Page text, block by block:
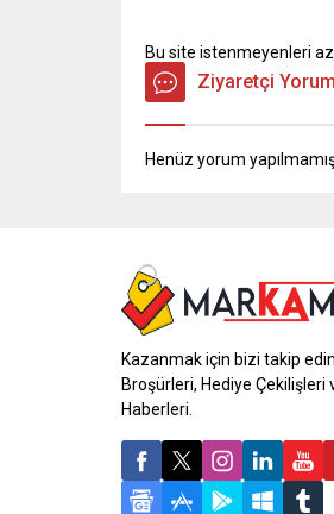
Bu site istenmeyenleri
Ziyaretçi
Henüz yorum
Kazanmak için bizi takip
Broşürleri, Hediye Çekilişleri
Haberleri.